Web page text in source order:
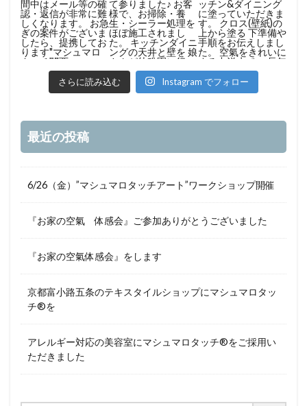
さらに読み込む Instagram でフォロー
最近の投稿
6/26（金）”マシュマロタッチアート”ワークショップ開催
『お家の空氣 体感会』ご参加ありがとうございました
『お家の空氣体感会』をします
京都富小路五条のテキスタイルショップにマシュマロタッ
チ®︎を
アレルギー対応の美容室にマシュマロタッチ®︎をご採用い
ただきました